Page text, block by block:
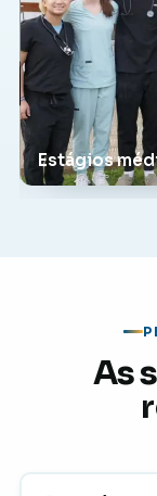
Estágios
As